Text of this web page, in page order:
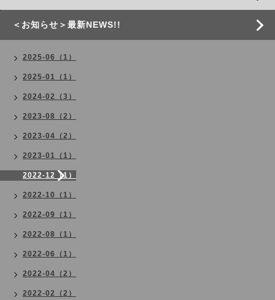
＜お知らせ＞最新NEWS!!
2025-06（1）
2025-01（1）
2024-02（3）
2023-08（2）
2023-04（2）
2023-01（1）
2022-12（1）
2022-10（1）
2022-09（1）
2022-08（1）
2022-06（1）
2022-04（2）
2022-02（2）